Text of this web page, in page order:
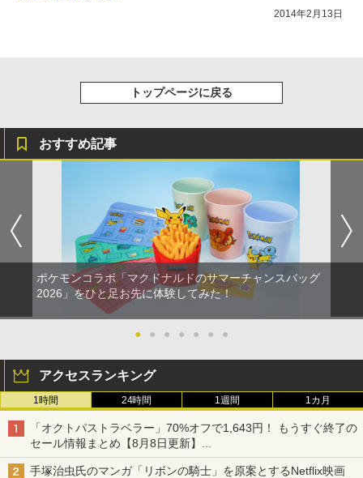
2014年2月13日
トップページに戻る
おすすめ記事
ポケモンコラボ「マクドナルドのサマーチャンスバッグ
2026」をひと足お先に体験してみた！
● ● ● ● ● ● ●
アクセスランキング
1時間 24時間 1週間 1カ月
「オクトパストラベラー」70%オフで1,643円！ もうすぐ終了の
セール情報まとめ【8月8日更新】
ニンテンドーeショップでは「大神 絶景版」が67%オフで990円
手塚治虫氏のマンガ「リボンの騎士」を原案とするNetflix映画